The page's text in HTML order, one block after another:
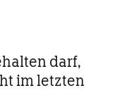
darf,
im letzten